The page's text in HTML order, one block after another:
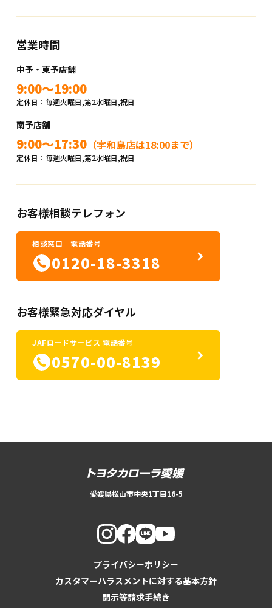
営業時間
中予・東予店舗
9:00～19:00
定休日：毎週火曜日,第2水曜日,祝日
南予店舗
9:00～17:30 （宇和島店は18:00まで）
定休日：毎週火曜日,第2水曜日,祝日
お客様相談テレフォン
相談窓口 電話番号
0120-18-3318
お客様緊急対応ダイヤル
JAFロードサービス 電話番号
0570-00-8139
愛媛県松山市中央1丁目16-5
プライバシーポリシー
カスタマーハラスメントに対する基本方針
開示等請求手続き